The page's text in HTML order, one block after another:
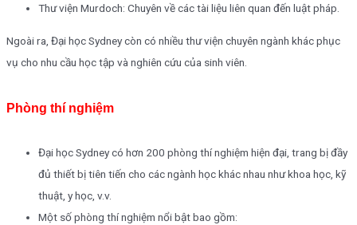
Thư viện Murdoch: Chuyên về các tài liệu liên quan đến luật pháp.
Ngoài ra, Đại học Sydney còn có nhiều thư viện chuyên ngành khác phục
vụ cho nhu cầu học tập và nghiên cứu của sinh viên.
Phòng thí nghiệm
Đại học Sydney có hơn 200 phòng thí nghiệm hiện đại, trang bị đầy
đủ thiết bị tiên tiến cho các ngành học khác nhau như khoa học, kỹ
thuật, y học, v.v.
Một số phòng thí nghiệm nổi bật bao gồm: